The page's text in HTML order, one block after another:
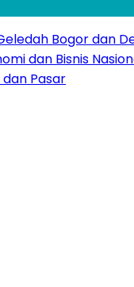
Bogor dan
dan Bisnis
Pasar